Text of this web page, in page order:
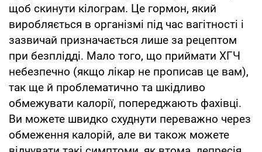
щоб скинути кілограм. Це гормон, який
виробляється в організмі під час вагітності і
зазвичай призначається лише за рецептом
при безплідді. Мало того, що приймати ХГЧ
небезпечно (якщо лікар не прописав це вам),
так ще й проблематично та шкідливо
обмежувати калорії, попереджають фахівці.
Ви можете швидко схуднути переважно через
обмеження калорій, але ви також можете